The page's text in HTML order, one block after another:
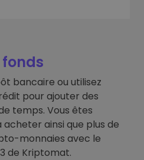
fonds
bancaire ou utilisez
pour ajouter des
temps. Vous êtes
ainsi que plus de
monnaies avec le
de Kriptomat.